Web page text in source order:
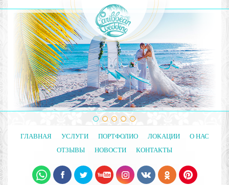
ГЛАВНАЯ УСЛУГИ ПОРТФОЛИО ЛОКАЦИИ
О НАС
ОТЗЫВЫ
НОВОСТИ КОНТАКТЫ